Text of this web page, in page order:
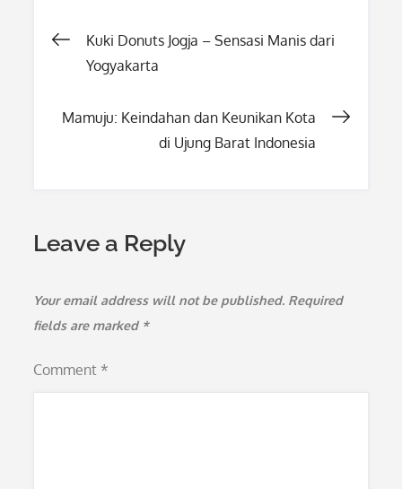
Post
Kuki Donuts Jogja – Sensasi Manis dari
Yogyakarta
Mamuju: Keindahan dan Keunikan Kota
di Ujung Barat Indonesia
Leave a Reply
Your email address will not be published. Required
fields are marked *
Comment *